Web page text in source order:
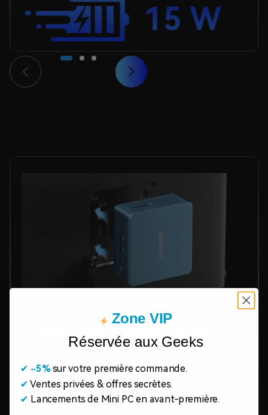
15 W
Compatible support VESA
Le support VESA de haute qualité, entièrement
métallique, vous permet de fixer votre Mini PC à
l’arrière de votre moniteur. Cela permet de gagner
de la place et d’améliorer l’esthétique de votre
Zone VIP
Réservée aux Geeks
✔ ​–5%sur votre première commande.
✔ Ventes privées & offres secrètes.
✔ Lancements de Mini PC en avant-première.